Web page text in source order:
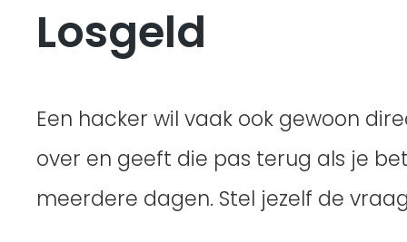
Losgeld
Een hacker wil vaak ook gewoon
over en geeft die pas terug als je
meerdere dagen. Stel jezelf de